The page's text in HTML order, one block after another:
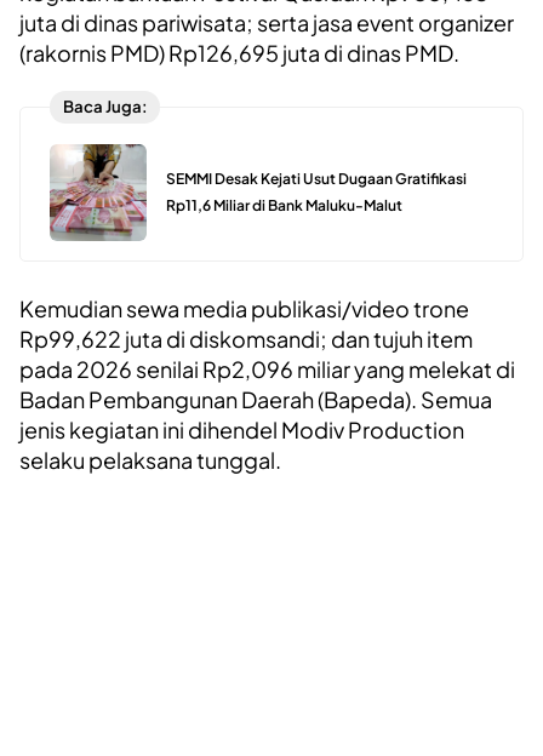
juta di dinas pariwisata; serta jasa event organizer
(rakornis PMD) Rp126,695 juta di dinas PMD.
Baca Juga:
SEMMI Desak Kejati Usut Dugaan Gratifikasi
Rp11,6 Miliar di Bank Maluku-Malut
Kemudian sewa media publikasi/video trone
Rp99,622 juta di diskomsandi; dan tujuh item
pada 2026 senilai Rp2,096 miliar yang melekat di
Badan Pembangunan Daerah (Bapeda). Semua
jenis kegiatan ini dihendel Modiv Production
selaku pelaksana tunggal.